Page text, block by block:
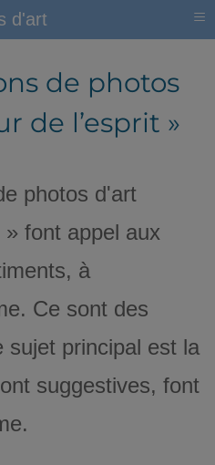
de photos
de l’esprit »
photos d'art
» font appel aux
à
Ce sont des
sujet principal est la
suggestives, font
d'art ≡